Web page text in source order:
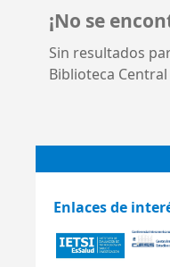
¡No se
Sin resultados
Biblioteca Central
Enlaces de